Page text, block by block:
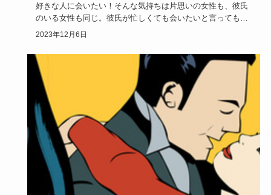
好きな人に会いたい！そんな気持ちは片思いの女性も、彼氏
のいる女性も同じ。彼氏が忙しくても会いたいと言ってもら
えるために「し…
2023年12月6日